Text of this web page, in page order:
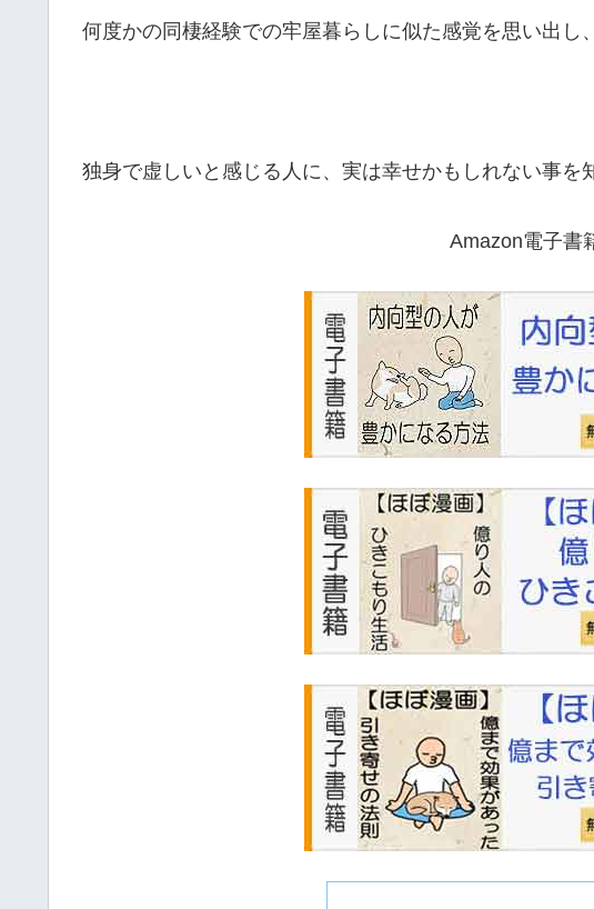
何度かの同棲経験での牢屋暮らしに似た感覚を思い出し
独身で虚しいと感じる人に、実は幸せかもしれない事を
Amazon電子書